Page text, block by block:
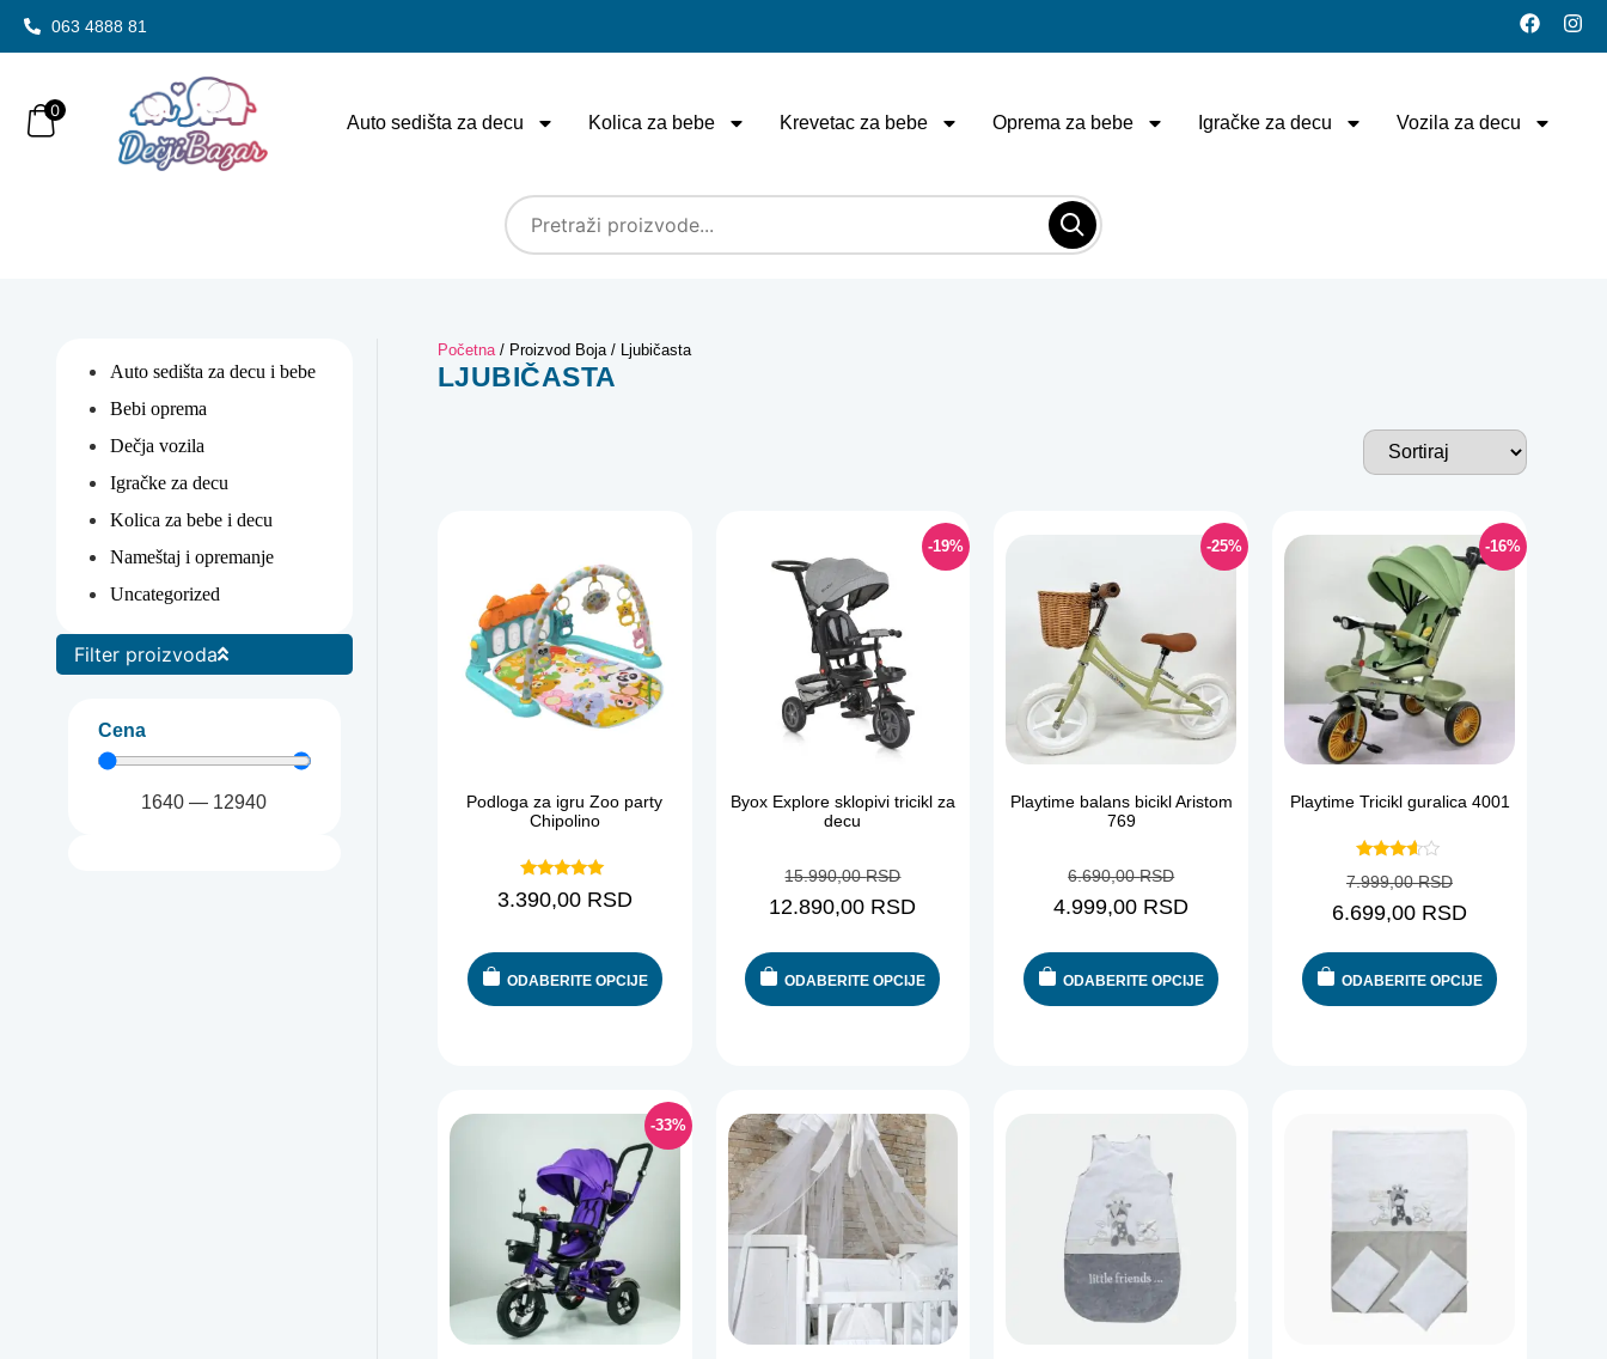
063 4888 81
Auto sedišta za decu Kolica za bebe Krevetac za bebe Oprema za bebe Igračke za decu Vozila za decu
0
Auto sedišta za decu i bebe
Bebi oprema
Dečja vozila
Igračke za decu
Kolica za bebe i decu
Nameštaj i opremanje
Uncategorized
Filter proizvoda
Cena
1640 — 12940
Početna/ Proizvod Boja / Ljubičasta
LJUBIČASTA
Podloga za igru Zoo party
Chipolino
Ocenjeno
sa
3.390,00 RSD
ODABERITE OPCIJE
-19%
Byox Explore sklopivi tricikl za
decu
15.990,00RSD
12.890,00 RSD
ODABERITE OPCIJE
-25%
Playtime balans bicikl Aristom
769
6.690,00RSD
4.999,00 RSD
ODABERITE OPCIJE
-16%
Playtime Tricikl guralica 4001
Ocenjeno
sa
3.50
od 5
7.999,00RSD
6.699,00 RSD
ODABERITE OPCIJE
-33%